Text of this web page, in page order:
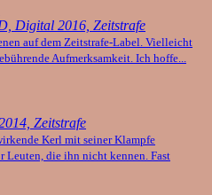
Digital 2016, Zeitstrafe
auf dem Zeitstrafe-Label. Vielleicht
Aufmerksamkeit. Ich hoffe...
Zeitstrafe
Kerl mit seiner Klampfe
Leuten, die ihn nicht kennen. Fast